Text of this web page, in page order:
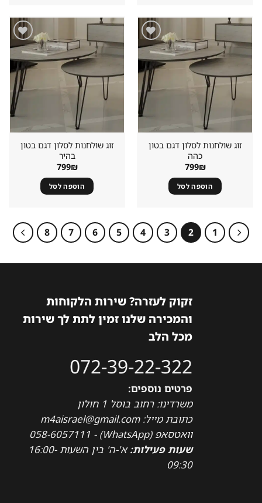
שמור
מוצר
במועדפים
זוג שולחנות לסלון דגם בטון
כהה
799₪
הוספה לסל
שמור
מוצר
במועדפים
זוג שולחנות לסלון דגם בטון
בהיר
799₪
הוספה לסל
1
2
3
4
5
6
7
8
זקוק לעזרה? שירות הלקוחות
והמכירה שלנו זמין לתת לך שירות
מכל הלב
072-39-22-322
פרטים נוספים:
משרדינו: רחוב בוסל 1 חולון
כתובת מייל: m4aisrael@gmail.com
וואטסאפ (WhatsApp) - 058-6057111
שעות פעילות:
א'-ה' בין השעות 16:00-
09:30